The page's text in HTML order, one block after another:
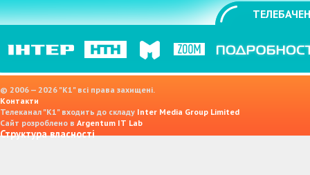
© 2006 — 2026 "K1" всі права захищені.
Контакти
Телеканал "К1" входить до складу Inter Media Group Limited
Сайт розроблено в Argentum IT Lab
Структура власності